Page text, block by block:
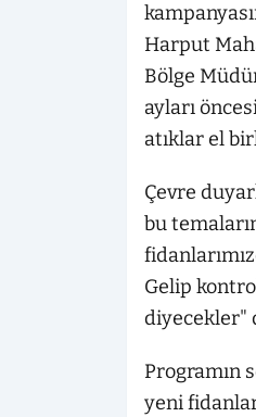
Harput
Bölge
ayları
atıklar el
Çevre
bu
Gelip
diyecekler"
Programın
yeni